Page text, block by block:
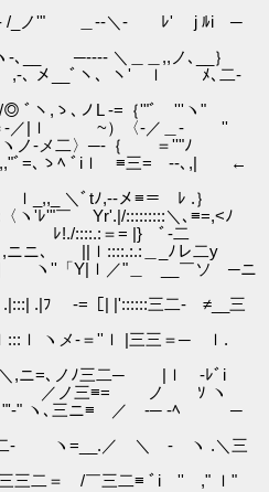
'" ＿--＼‐ ﾚ' j ﾙi ─
─---- ＼＿＿,,ノ､__｝
メ__ﾞヽ、ヽ' ｌ ﾒ､二‐
,ゝ､ノL ‐=｛'"ﾞ '''ヽ"
~）〈‐／＿- ゝ ''
ノ‐メ二〉─-｛ ＝''"ﾉ
ﾞ=､ゝﾍ ﾞiｌ ≡三= ‐-､,| ←
_,,_ ＼ﾞtﾉ,-‐メ≡＝ ﾚ .｝
'"￣ Yr'.|/:::::::::＼､≡=,<ﾉ
ﾚ!./::::.:＝= |} ﾞ‐二
､ ||ｌ::::.:.:＿_ﾉレ二y
ゝ ヽ''「Y|ｌ／"＿ __￣ソ ─ニ
‐=［| |'::::::三二‐ ≠__三
ヽメ-＝''ｌ |三三＝─ ｌ.
ニ=､ノﾉ三二─ |ｌ ‐ﾚﾞi
／ノ三≡= ノ ゝｿ ヽ
─ﾞ"'‐" ヽ､三ニ≡ ／ -─ ‐ﾍ ─
二‐ ヽ=__.／ ＼ - ヽ .＼三
､三三二＝ /￣三二≡ ﾞi '' ," ｌ"